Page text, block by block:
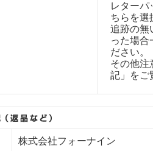
レターパ
ちらを選
追跡の無
った場合
ださい。
その他注
記」をご
株式会社フォーナイン